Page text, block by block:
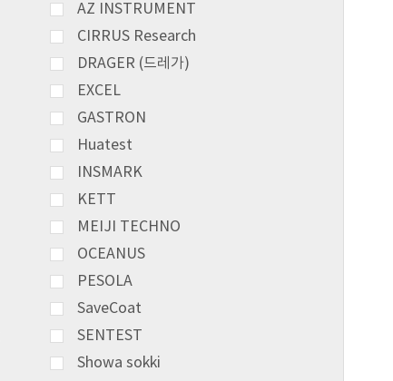
AZ INSTRUMENT
CIRRUS Research
DRAGER (드레가)
EXCEL
GASTRON
Huatest
INSMARK
KETT
MEIJI TECHNO
OCEANUS
PESOLA
SaveCoat
SENTEST
Showa sokki